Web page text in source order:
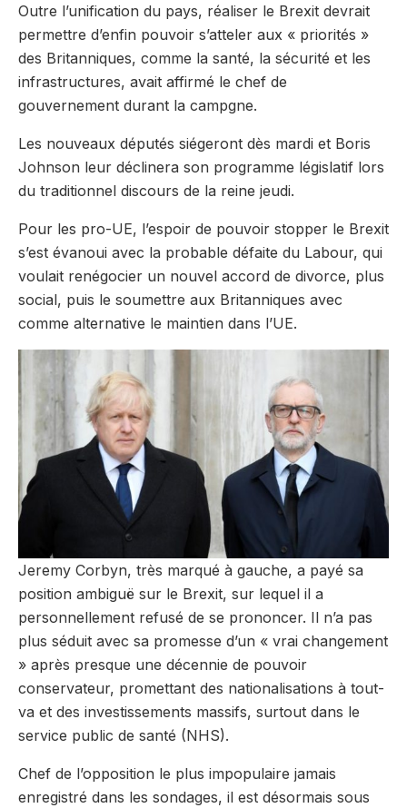
Outre l’unification du pays, réaliser le Brexit devrait
permettre d’enfin pouvoir s’atteler aux « priorités »
des Britanniques, comme la santé, la sécurité et les
infrastructures, avait affirmé le chef de
gouvernement durant la campgne.
Les nouveaux députés siégeront dès mardi et Boris
Johnson leur déclinera son programme législatif lors
du traditionnel discours de la reine jeudi.
Pour les pro-UE, l’espoir de pouvoir stopper le Brexit
s’est évanoui avec la probable défaite du Labour, qui
voulait renégocier un nouvel accord de divorce, plus
social, puis le soumettre aux Britanniques avec
comme alternative le maintien dans l’UE.
Jeremy Corbyn, très marqué à gauche, a payé sa
position ambiguë sur le Brexit, sur lequel il a
personnellement refusé de se prononcer. Il n’a pas
plus séduit avec sa promesse d’un « vrai changement
» après presque une décennie de pouvoir
conservateur, promettant des nationalisations à tout-
va et des investissements massifs, surtout dans le
service public de santé (NHS).
Chef de l’opposition le plus impopulaire jamais
enregistré dans les sondages, il est désormais sous